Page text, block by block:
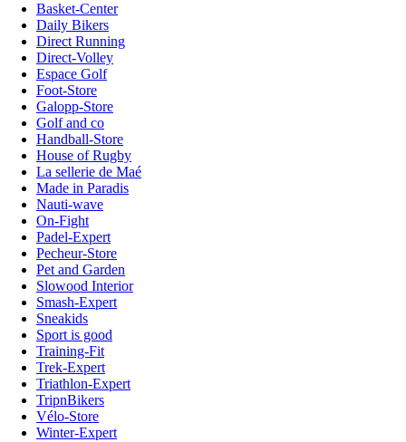
Basket-Center
Daily Bikers
Direct Running
Direct-Volley
Espace Golf
Foot-Store
Galopp-Store
Golf and co
Handball-Store
House of Rugby
La sellerie de Maé
Made in Paradis
Nauti-wave
On-Fight
Padel-Expert
Pecheur-Store
Pet and Garden
Slowood Interior
Smash-Expert
Sneakids
Sport is good
Training-Fit
Trek-Expert
Triathlon-Expert
TripnBikers
Vélo-Store
Winter-Expert